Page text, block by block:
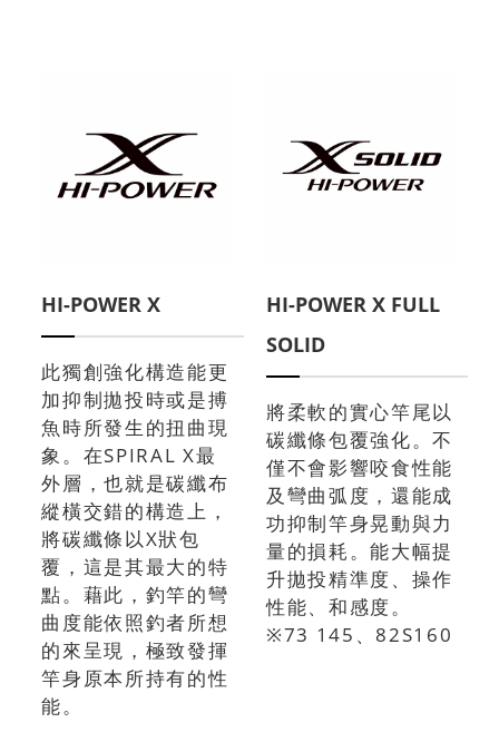
HI-POWER X
此獨創強化構造能更
加抑制拋投時或是搏
魚時所發生的扭曲現
象。在SPIRAL X最
外層，也就是碳纖布
縱橫交錯的構造上，
將碳纖條以X狀包
覆，這是其最大的特
點。藉此，釣竿的彎
曲度能依照釣者所想
的來呈現，極致發揮
竿身原本所持有的性
能。
HI-POWER X FULL
SOLID
將柔軟的實心竿尾以
碳纖條包覆強化。不
僅不會影響咬食性能
及彎曲弧度，還能成
功抑制竿身晃動與力
量的損耗。能大幅提
升拋投精準度、操作
性能、和感度。
※73 145、82S160